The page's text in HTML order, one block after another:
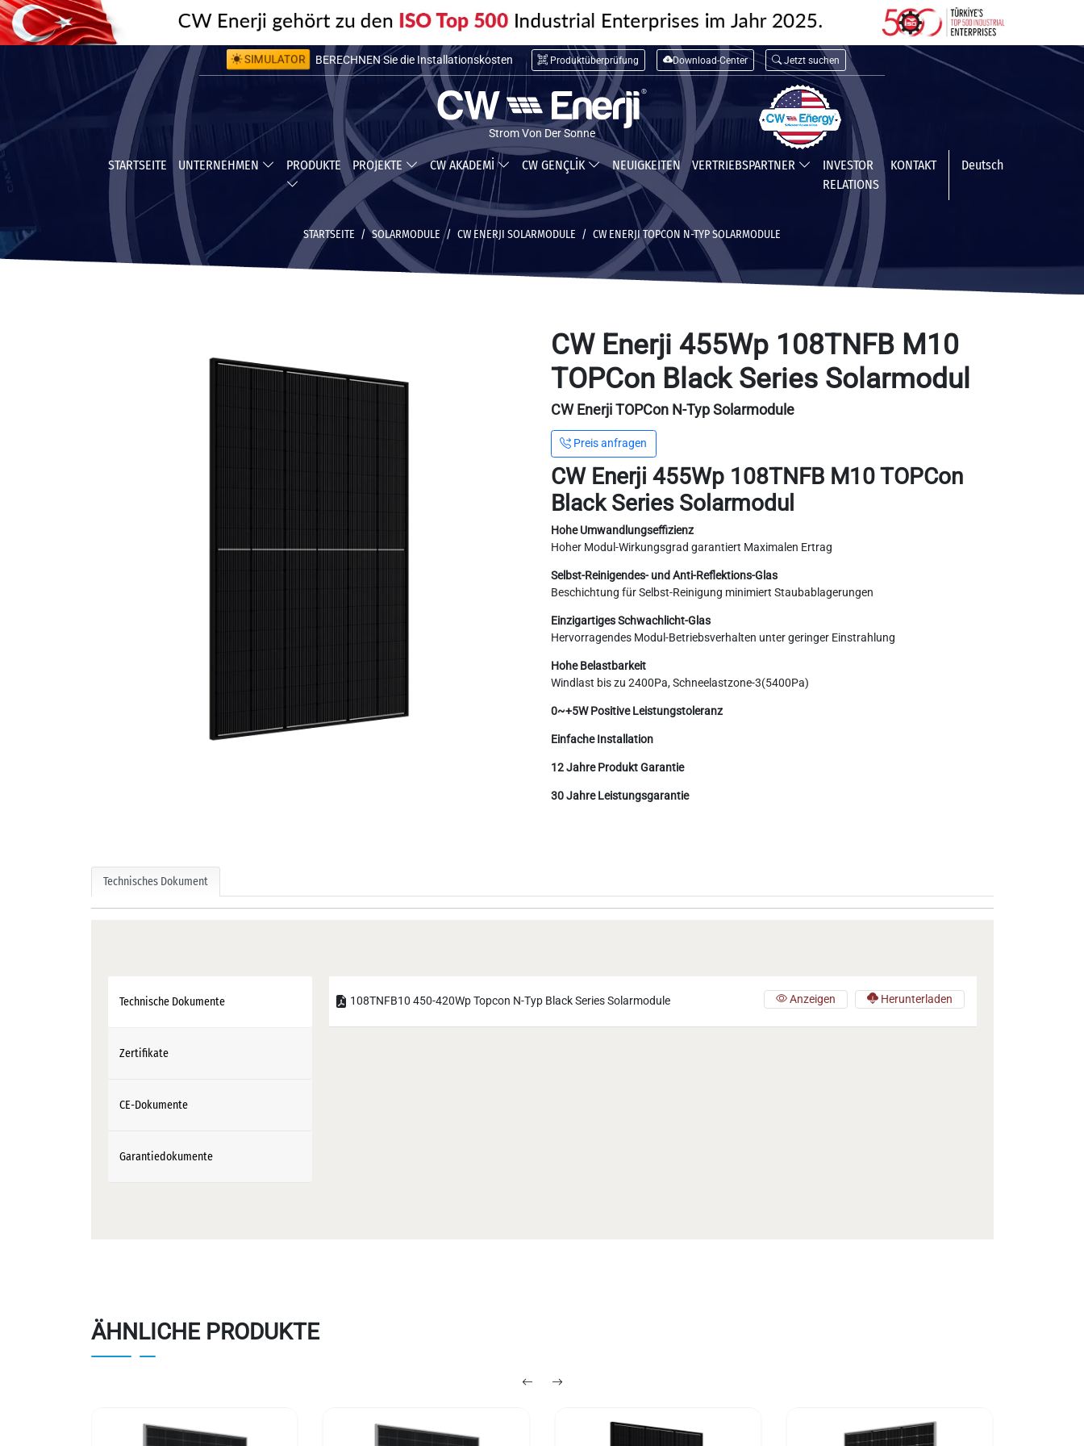
SIMULATOR
BERECHNEN Sie die Installationskosten
BERECHNEN Sie, wie viel Sie sparen können
Produktüberprüfung Download-Center Jetzt suchen
Strom Von Der Sonne
STARTSEITE UNTERNEHMEN PRODUKTE PROJEKTE CW AKADEMİ CW GENÇLİK NEUIGKEITEN VERTRIEBSPARTNER
INVESTOR
RELATIONS
KONTAKT Deutsch
STARTSEITE SOLARMODULE CW ENERJI SOLARMODULE CW ENERJI TOPCON N-TYP SOLARMODULE
CW Enerji 455Wp 108TNFB M10
TOPCon Black Series Solarmodul
CW Enerji TOPCon N-Typ Solarmodule
Preis anfragen
CW Enerji 455Wp 108TNFB M10 TOPCon
Black Series Solarmodul
Hohe Umwandlungseffizienz
Hoher Modul-Wirkungsgrad garantiert Maximalen Ertrag
Selbst-Reinigendes- und Anti-Reflektions-Glas
Beschichtung für Selbst-Reinigung minimiert Staubablagerungen
Einzigartiges Schwachlicht-Glas
Hervorragendes Modul-Betriebsverhalten unter geringer Einstrahlung
Hohe Belastbarkeit
Windlast bis zu 2400Pa, Schneelastzone-3(5400Pa)
0~+5W Positive Leistungstoleranz
Einfache Installation
12 Jahre Produkt Garantie
30 Jahre Leistungsgarantie
Technisches Dokument
Technische Dokumente
Zertifikate
CE-Dokumente
Garantiedokumente
108TNFB10 450-420Wp Topcon N-Typ Black Series Solarmodule Anzeigen Herunterladen
ÄHNLICHE PRODUKTE